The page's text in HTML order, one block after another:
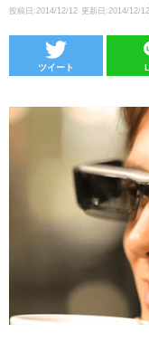
投稿日:2014/12/12 更新日:2014/12/12
ツイート